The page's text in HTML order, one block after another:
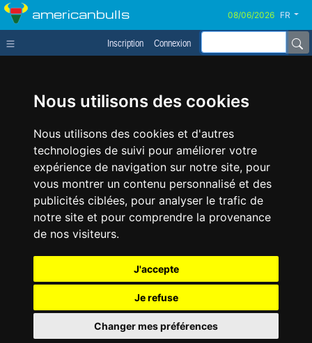
Nous utilisons des cookies
Nous utilisons des cookies et d'autres
technologies de suivi pour améliorer votre
expérience de navigation sur notre site, pour
vous montrer un contenu personnalisé et des
publicités ciblées, pour analyser le trafic de
notre site et pour comprendre la provenance
de nos visiteurs.
J'accepte
Je refuse
Changer mes préférences
americanbulls FR
Inscription Connexion